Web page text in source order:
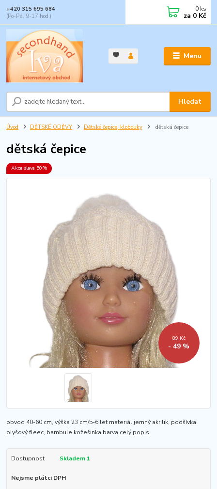
Menu
Hledat
+420 315 695 684
(Po-Pá, 9-17 hod.)
0 ks
za 0 Kč
Úvod DĚTSKÉ ODĚVY Dětské čepice, klobouky dětská čepice
dětská čepice
Akce sleva 50%
89 Kč
- 49 %
obvod 40-60 cm, výška 23 cm/5-6 let materiál jemný akrilik, podšívka
plyšový fleec, bambule kožešinka barva celý popis
Dostupnost Skladem 1
Nejsme plátci DPH